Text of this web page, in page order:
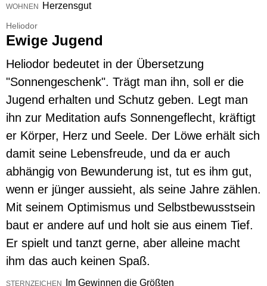
WOHNEN Herzensgut
Heliodor
Ewige Jugend
Heliodor bedeutet in der Übersetzung
"Sonnengeschenk". Trägt man ihn, soll er die
Jugend erhalten und Schutz geben. Legt man
ihn zur Meditation aufs Sonnengeflecht, kräftigt
er Körper, Herz und Seele. Der Löwe erhält sich
damit seine Lebensfreude, und da er auch
abhängig von Bewunderung ist, tut es ihm gut,
wenn er jünger aussieht, als seine Jahre zählen.
Mit seinem Optimismus und Selbstbewusstsein
baut er andere auf und holt sie aus einem Tief.
Er spielt und tanzt gerne, aber alleine macht
ihm das auch keinen Spaß.
STERNZEICHEN Im Gewinnen die Größten